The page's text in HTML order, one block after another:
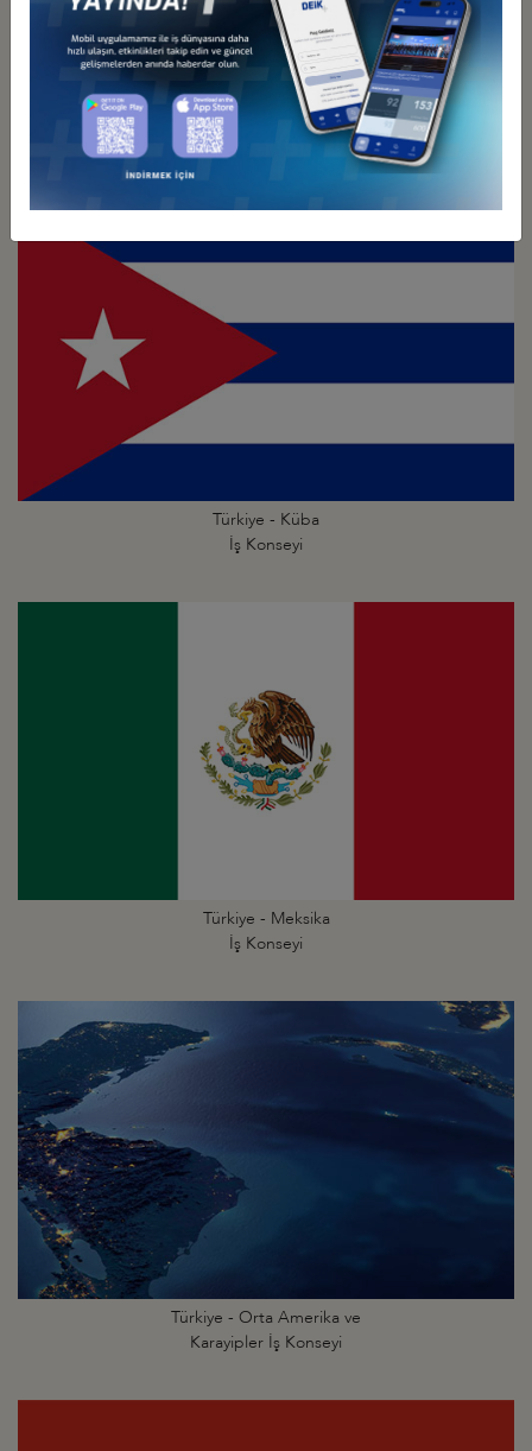
Türkiye - Kolombiya
İş Konseyi
Türkiye - Küba
İş Konseyi
Türkiye - Meksika
İş Konseyi
Türkiye - Orta Amerika ve
Karayipler İş Konseyi